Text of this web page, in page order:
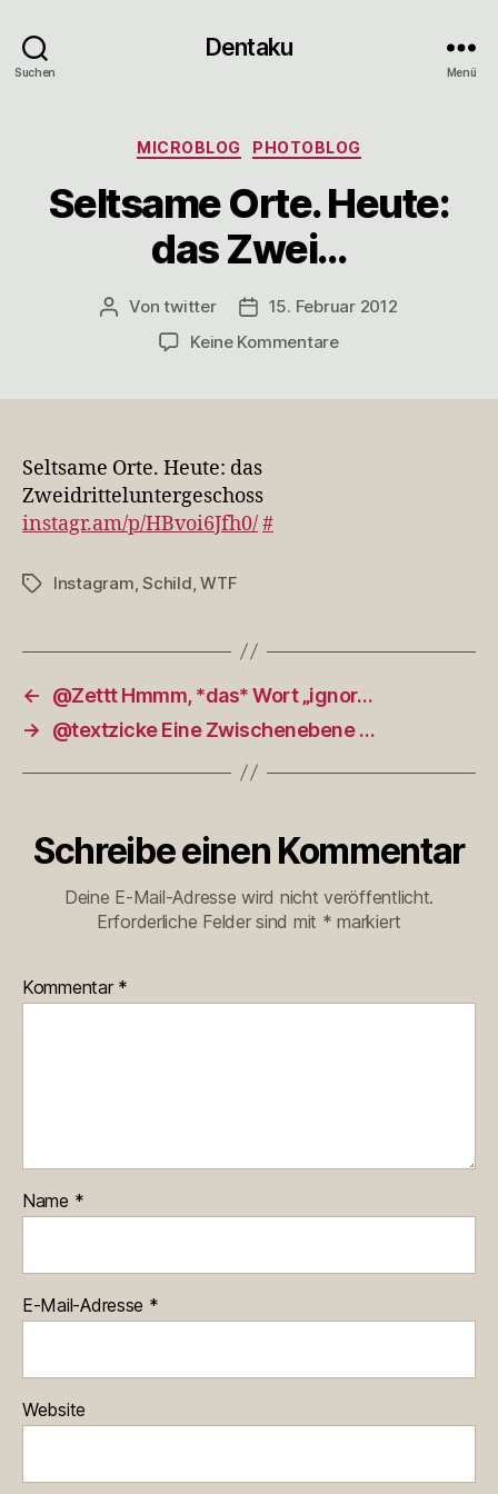
Suchen
Dentaku
Menü
Kategorien
MICROBLOG PHOTOBLOG
Seltsame Orte. Heute:
das Zwei…
Beitragsautor
Vontwitter Veröffentlichungsdatum
15. Februar 2012
Keine Kommentarezu
Seltsame Orte. Heute: das
Zweidritteluntergeschoss
instagr.am/p/HBvoi6Jfh0/#
Schlagwörter
Instagram ,Schild ,WTF
←
@Zettt Hmmm, *das* Wort „ignor…
→
@textzicke Eine Zwischenebene …
Schreibe einen Kommentar
Deine E-Mail-Adresse wird nicht veröffentlicht.
Erforderliche Felder sind mit * markiert
Kommentar *
Name *
E-Mail-Adresse *
Website